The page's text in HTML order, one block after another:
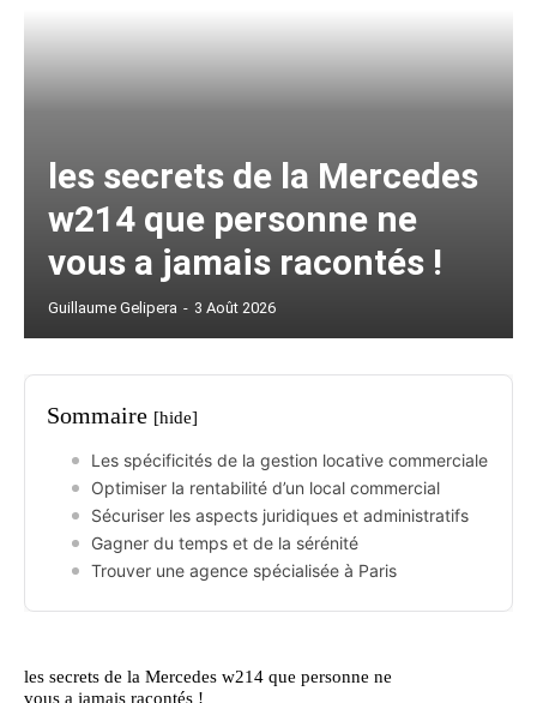
les secrets de la Mercedes
w214 que personne ne
vous a jamais racontés !
Guillaume Gelipera - 3 Août 2026
Sommaire [hide]
Les spécificités de la gestion locative commerciale
Optimiser la rentabilité d’un local commercial
Sécuriser les aspects juridiques et administratifs
Gagner du temps et de la sérénité
Trouver une agence spécialisée à Paris
les secrets de la Mercedes w214 que personne ne
vous a jamais racontés !